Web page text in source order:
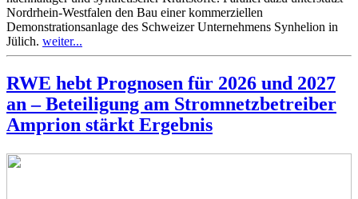
Nordrhein-Westfalen den Bau einer kommerziellen
Demonstrationsanlage des Schweizer Unternehmens Synhelion in
Jülich. weiter...
RWE hebt Prognosen für 2026 und 2027
an – Beteiligung am Stromnetzbetreiber
Amprion stärkt Ergebnis